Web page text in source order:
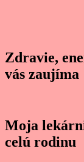
Zdravie,
vás zaujíma
Moja
celú rodinu